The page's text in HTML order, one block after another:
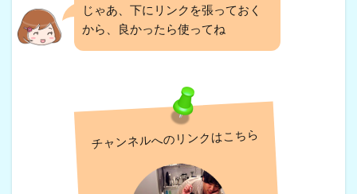
じゃあ、下にリンクを張っておく
から、良かったら使ってね
チャンネルへのリンクはこちら